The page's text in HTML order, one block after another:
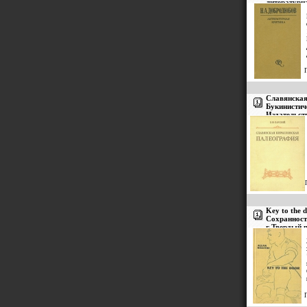
стр
мм) инфо
Key to the
г Твердый
50000 экз
5112x.